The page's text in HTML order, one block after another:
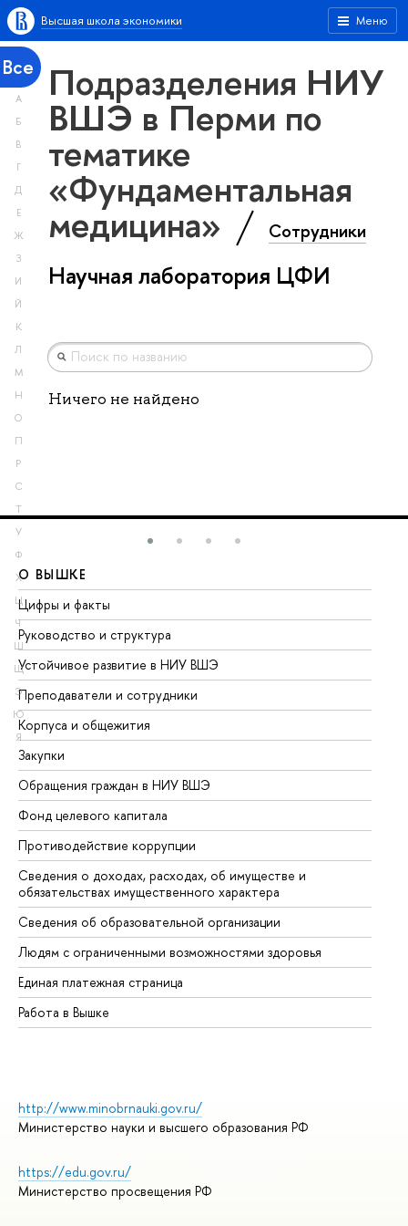
Меню
Высшая школа экономики
Все
А
Б
В
Г
Д
Е
Ж
З
И
Й
К
Л
М
Н
О
П
Р
С
Т
У
Ф
Х
Ц
Ч
Ш
Щ
Э
Ю
Я
Подразделения НИУ
ВШЭ в Перми по
тематике
«Фундаментальная
медицина» Сотрудники
Научная лаборатория ЦФИ
Ничего не найдено
О ВЫШКЕ
Цифры и факты
Руководство и структура
Устойчивое развитие в НИУ ВШЭ
Преподаватели и сотрудники
Корпуса и общежития
Закупки
Обращения граждан в НИУ ВШЭ
Фонд целевого капитала
Противодействие коррупции
Сведения о доходах, расходах, об имуществе и
обязательствах имущественного характера
Сведения об образовательной организации
Людям с ограниченными возможностями здоровья
Единая платежная страница
Работа в Вышке
http://www.minobrnauki.gov.ru/
Министерство науки и высшего образования РФ
https://edu.gov.ru/
Министерство просвещения РФ